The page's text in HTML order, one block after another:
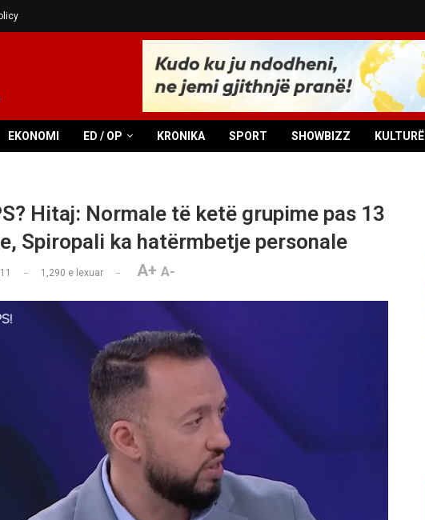
EKONOMI ED / OP KRONIKA SPORT SHOWBIZZ KULTURË
Hitaj: Normale të ketë grupime pas 13
Spiropali ka hatërmbetje personale
1,290 e lexuar A+ A-